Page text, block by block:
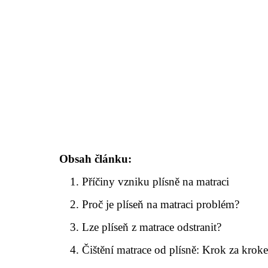
Obsah článku:
Příčiny vzniku plísně na matraci
Proč je plíseň na matraci problém?
Lze plíseň z matrace odstranit?
Čištění matrace od plísně: Krok za